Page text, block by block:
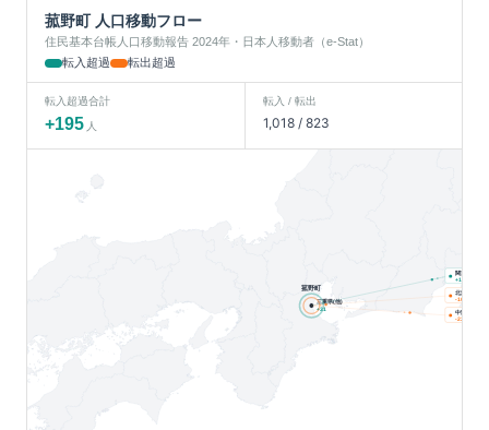
菰野町人口移動フロー
住民基本台帳人口移動報告 2024年・日本人移動者（e-Stat）
転入超過
転出超過
転入超過合計
+195 人
転入 / 転出
1,018/ 823
三重県(他)
+31
菰野町
関東
+197
北海道
-10
中部
-23